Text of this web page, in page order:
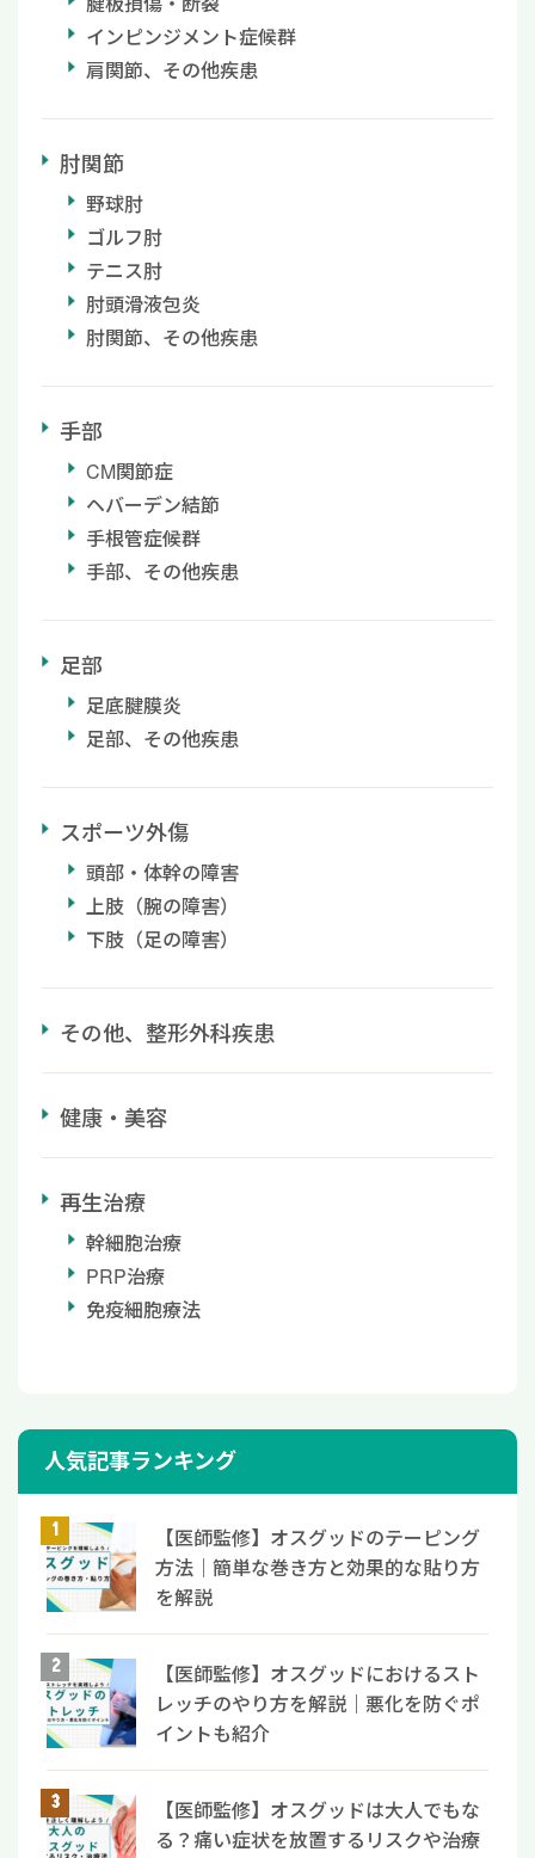
インピンジメント症候群
肩関節、その他疾患
肘関節
野球肘
ゴルフ肘
テニス肘
肘頭滑液包炎
肘関節、その他疾患
手部
CM関節症
ヘバーデン結節
手根管症候群
手部、その他疾患
足部
足底腱膜炎
足部、その他疾患
スポーツ外傷
頭部・体幹の障害
上肢（腕の障害）
下肢（足の障害）
その他、整形外科疾患
健康・美容
再生治療
幹細胞治療
PRP治療
免疫細胞療法
人気記事ランキング
【医師監修】オスグッドのテーピング
方法｜簡単な巻き方と効果的な貼り方
を解説
【医師監修】オスグッドにおけるスト
レッチのやり方を解説｜悪化を防ぐポ
イントも紹介
【医師監修】オスグッドは大人でもな
る？痛い症状を放置するリスクや治療